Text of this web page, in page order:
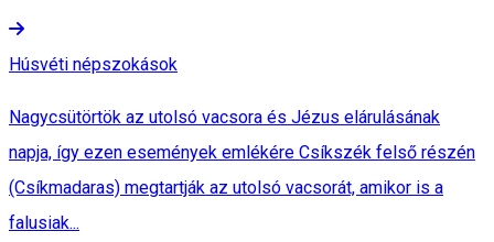
Húsvéti népszokások
Nagycsütörtök az utolsó vacsora és Jézus elárulásának
napja, így ezen események emlékére Csíkszék felső részén
(Csíkmadaras) megtartják az utolsó vacsorát, amikor is a
falusiak...